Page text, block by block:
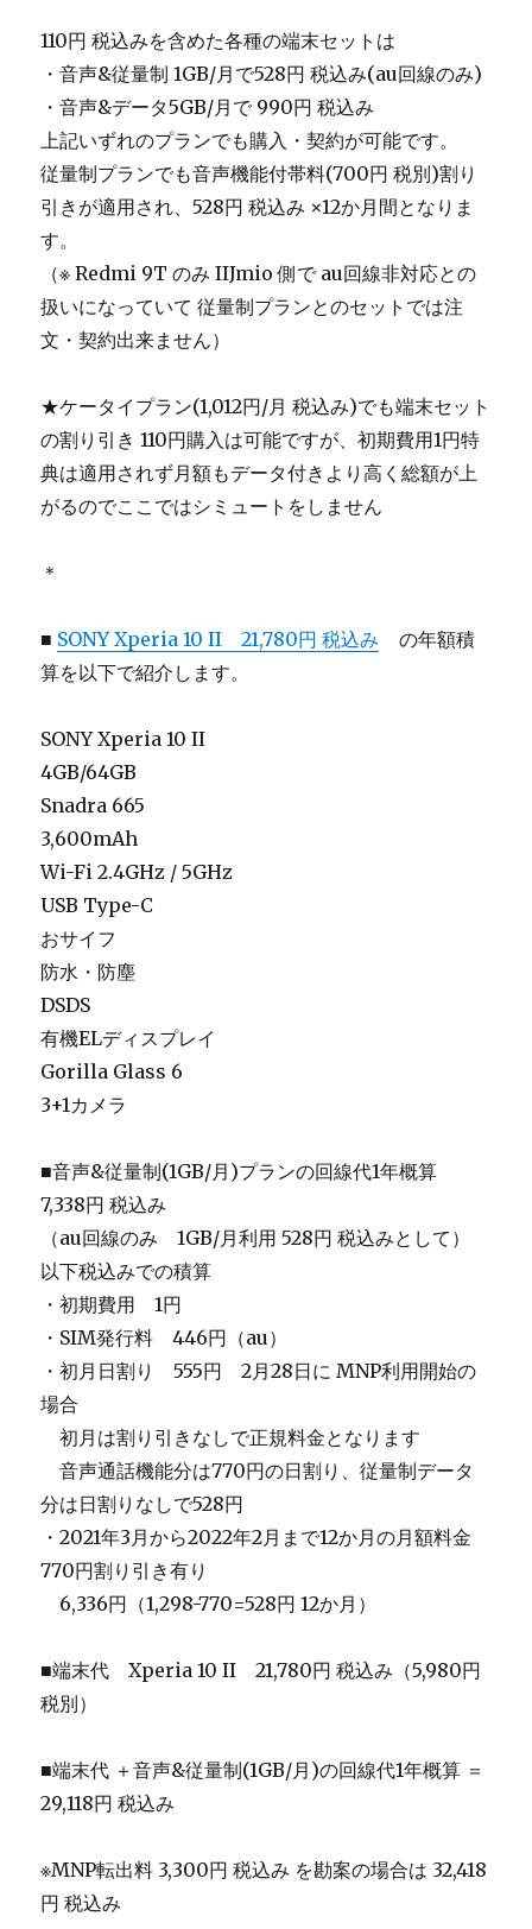
110円 税込みを含めた各種の端末セットは
・音声&従量制 1GB/月で528円 税込み(au回線のみ)
・音声&データ5GB/月で 990円 税込み
上記いずれのプランでも購入・契約が可能です。
従量制プランでも音声機能付帯料(700円 税別)割り
引きが適用され、528円 税込み ×12か月間となりま
す。
（※ Redmi 9T のみ IIJmio 側で au回線非対応との
扱いになっていて 従量制プランとのセットでは注
文・契約出来ません）
★ケータイプラン(1,012円/月 税込み)でも端末セット
の割り引き 110円購入は可能ですが、初期費用1円特
典は適用されず月額もデータ付きより高く総額が上
がるのでここではシミュートをしません
＊
■ SONY Xperia 10 II 21,780円 税込み
の年額積
算を以下で紹介します。
SONY Xperia 10 II
4GB/64GB
Snadra 665
3,600mAh
Wi-Fi 2.4GHz / 5GHz
USB Type-C
おサイフ
防水・防塵
DSDS
有機ELディスプレイ
Gorilla Glass 6
3+1カメラ
■音声&従量制(1GB/月)プランの回線代1年概算
7,338円 税込み
（au回線のみ 1GB/月利用 528円 税込みとして）
以下税込みでの積算
・初期費用 1円
・SIM発行料 446円（au）
・初月日割り 555円 2月28日に MNP利用開始の
場合
＿初月は割り引きなしで正規料金となります
＿音声通話機能分は770円の日割り、従量制データ
分は日割りなしで528円
・2021年3月から2022年2月まで12か月の月額料金
770円割り引き有り
6,336円（1,298-770=528円 12か月）
■端末代 Xperia 10 II 21,780円 税込み（5,980円
税別）
■端末代 ＋音声&従量制(1GB/月)の回線代1年概算 ＝
29,118円 税込み
※MNP転出料 3,300円 税込み を勘案の場合は 32,418
円 税込み